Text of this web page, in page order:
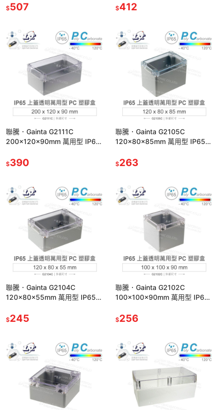
$507 $412
聯騰．Gainta G2111C
200x120x90mm 萬用型 IP65
$390
聯騰．Gainta G2105C
120x80x85mm 萬用型 IP65
$263
聯騰．Gainta G2104C
120x80x55mm 萬用型 IP65
$245
聯騰．Gainta G2102C
100x100x90mm 萬用型 IP65
$256